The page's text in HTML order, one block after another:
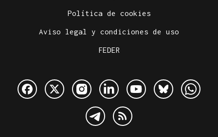
Política de cookies
Aviso legal y condiciones de uso
FEDER